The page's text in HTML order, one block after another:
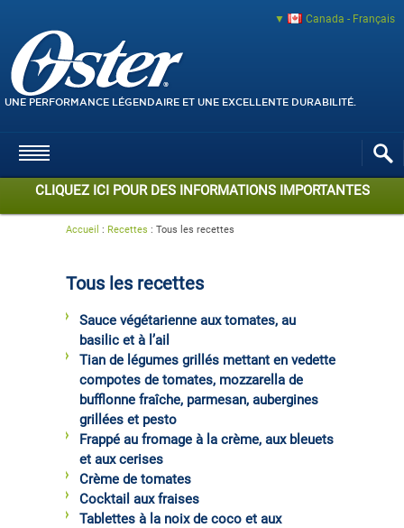
Canada - Français
UNE PERFORMANCE LÉGENDAIRE ET UNE EXCELLENTE DURABILITÉ.
CLIQUEZ ICI POUR DES INFORMATIONS IMPORTANTES
Accueil : Recettes : Tous les recettes
Tous les recettes
Sauce végétarienne aux tomates, au
basilic et à l’ail
Tian de légumes grillés mettant en vedette
compotes de tomates, mozzarella de
bufflonne fraîche, parmesan, aubergines
grillées et pesto
Frappé au fromage à la crème, aux bleuets
et aux cerises
Crème de tomates
Cocktail aux fraises
Tablettes à la noix de coco et aux